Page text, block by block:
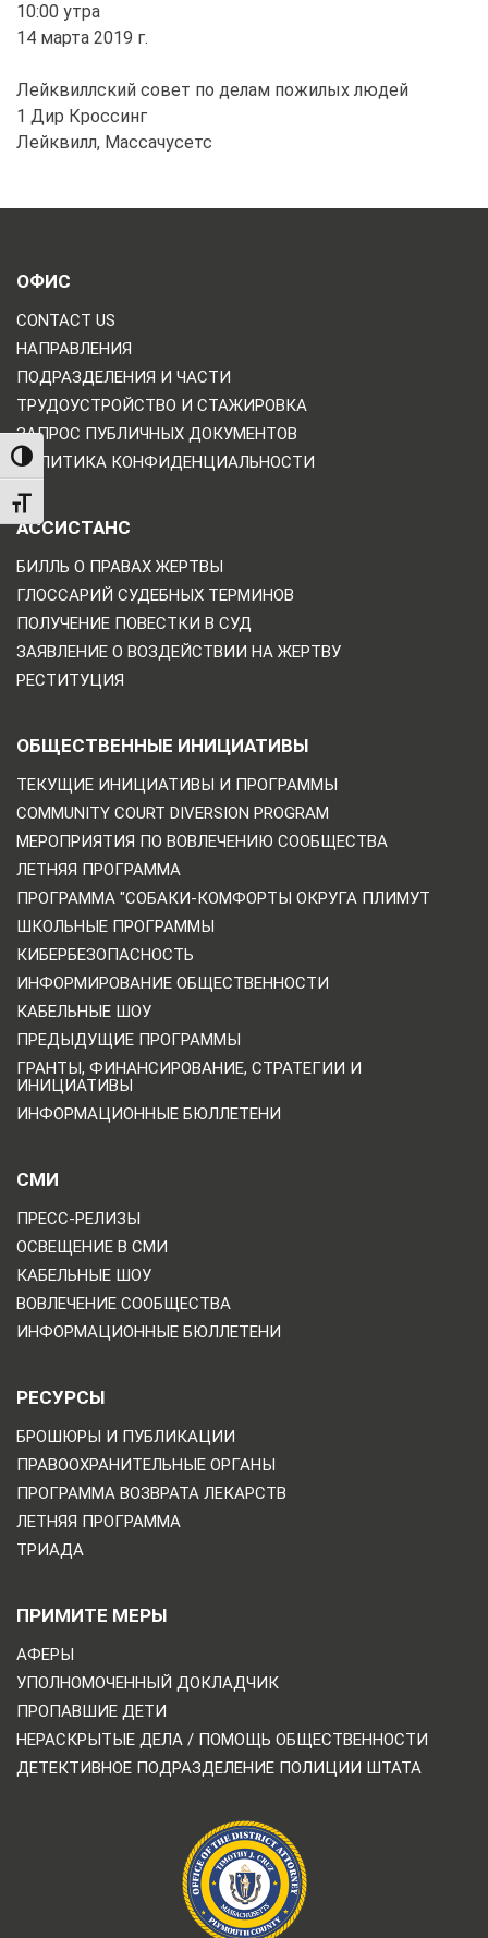
TOGGLE HIGH CONTRAST
TOGGLE FONT SIZE
10:00 утра
14 марта 2019 г.
Лейквиллский совет по делам пожилых людей
1 Дир Кроссинг
Лейквилл, Массачусетс
ОФИС
CONTACT US
НАПРАВЛЕНИЯ
ПОДРАЗДЕЛЕНИЯ И ЧАСТИ
ТРУДОУСТРОЙСТВО И СТАЖИРОВКА
ЗАПРОС ПУБЛИЧНЫХ ДОКУМЕНТОВ
ПОЛИТИКА КОНФИДЕНЦИАЛЬНОСТИ
АССИСТАНС
БИЛЛЬ О ПРАВАХ ЖЕРТВЫ
ГЛОССАРИЙ СУДЕБНЫХ ТЕРМИНОВ
ПОЛУЧЕНИЕ ПОВЕСТКИ В СУД
ЗАЯВЛЕНИЕ О ВОЗДЕЙСТВИИ НА ЖЕРТВУ
РЕСТИТУЦИЯ
ОБЩЕСТВЕННЫЕ ИНИЦИАТИВЫ
ТЕКУЩИЕ ИНИЦИАТИВЫ И ПРОГРАММЫ
COMMUNITY COURT DIVERSION PROGRAM
МЕРОПРИЯТИЯ ПО ВОВЛЕЧЕНИЮ СООБЩЕСТВА
ЛЕТНЯЯ ПРОГРАММА
ПРОГРАММА "СОБАКИ-КОМФОРТЫ ОКРУГА ПЛИМУТ
ШКОЛЬНЫЕ ПРОГРАММЫ
КИБЕРБЕЗОПАСНОСТЬ
ИНФОРМИРОВАНИЕ ОБЩЕСТВЕННОСТИ
КАБЕЛЬНЫЕ ШОУ
ПРЕДЫДУЩИЕ ПРОГРАММЫ
ГРАНТЫ, ФИНАНСИРОВАНИЕ, СТРАТЕГИИ И
ИНИЦИАТИВЫ
ИНФОРМАЦИОННЫЕ БЮЛЛЕТЕНИ
СМИ
ПРЕСС-РЕЛИЗЫ
ОСВЕЩЕНИЕ В СМИ
КАБЕЛЬНЫЕ ШОУ
ВОВЛЕЧЕНИЕ СООБЩЕСТВА
ИНФОРМАЦИОННЫЕ БЮЛЛЕТЕНИ
РЕСУРСЫ
БРОШЮРЫ И ПУБЛИКАЦИИ
ПРАВООХРАНИТЕЛЬНЫЕ ОРГАНЫ
ПРОГРАММА ВОЗВРАТА ЛЕКАРСТВ
ЛЕТНЯЯ ПРОГРАММА
ТРИАДА
ПРИМИТЕ МЕРЫ
АФЕРЫ
УПОЛНОМОЧЕННЫЙ ДОКЛАДЧИК
ПРОПАВШИЕ ДЕТИ
НЕРАСКРЫТЫЕ ДЕЛА / ПОМОЩЬ ОБЩЕСТВЕННОСТИ
ДЕТЕКТИВНОЕ ПОДРАЗДЕЛЕНИЕ ПОЛИЦИИ ШТАТА